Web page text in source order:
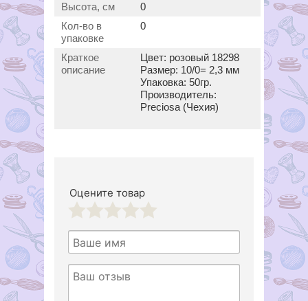
Высота, см
0
Кол-во в
упаковке
0
Краткое
описание
Цвет: розовый 18298
Размер: 10/0= 2,3 мм
Упаковка: 50гр.
Производитель:
Preciosa (Чехия)
Оцените товар